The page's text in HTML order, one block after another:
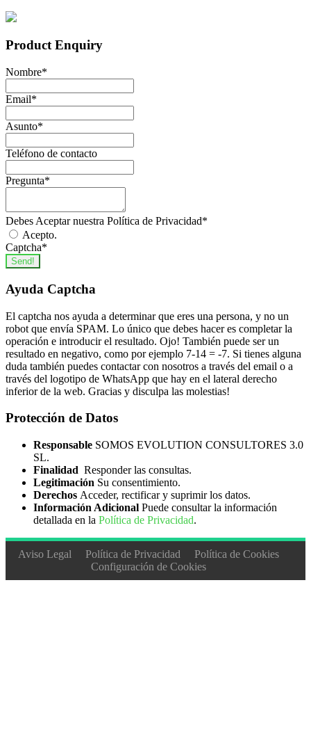
Product Enquiry
Nombre*
Email*
Asunto*
Teléfono de contacto
Pregunta*
Debes Aceptar nuestra Política de Privacidad*
Acepto.
Captcha*
Send!
Ayuda Captcha
El captcha nos ayuda a determinar que eres una persona, y no un
robot que envía SPAM. Lo único que debes hacer es completar la
operación e introducir el resultado. Ojo! También puede ser un
resultado en negativo, como por ejemplo 7-14 = -7. Si tienes alguna
duda también puedes contactar con nosotros a través del email o a
través del logotipo de WhatsApp que hay en el lateral derecho
inferior de la web. Gracias y disculpa las molestias!
Protección de Datos
Responsable SOMOS EVOLUTION CONSULTORES 3.0
SL.
Finalidad Responder las consultas.
Legitimación Su consentimiento.
Derechos Acceder, rectificar y suprimir los datos.
Información Adicional Puede consultar la información
detallada en la Política de Privacidad.
Aviso Legal Política de Privacidad
Política de Cookies
Configuración de Cookies